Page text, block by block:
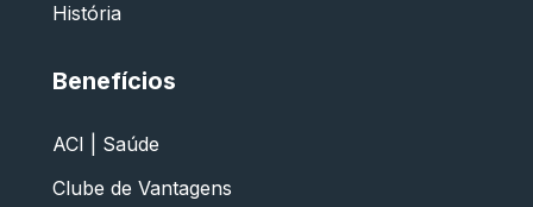
História
Benefícios
ACI | Saúde
Clube de Vantagens